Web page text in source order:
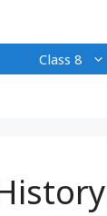
Class 8